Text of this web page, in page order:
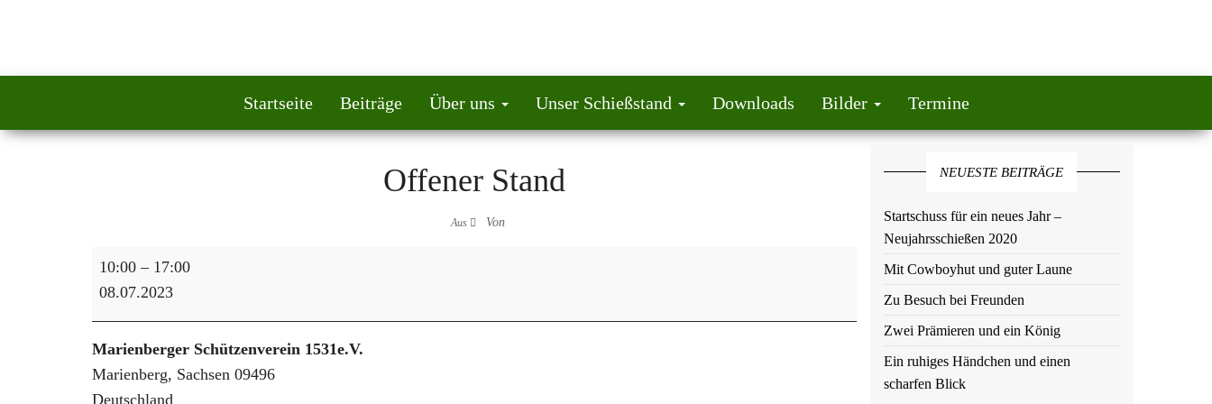
Startseite Beiträge Über uns Unser Schießstand Downloads Bilder Termine
Offener Stand
Aus Von
Offener Stand
10:00 – 17:00
08.07.2023
Marienberger Schützenverein 1531e.V.
Marienberg, Sachsen 09496
Deutschland
NEUESTE BEITRÄGE
Startschuss für ein neues Jahr –
Neujahrsschießen 2020
Mit Cowboyhut und guter Laune
Zu Besuch bei Freunden
Zwei Prämieren und ein König
Ein ruhiges Händchen und einen
scharfen Blick